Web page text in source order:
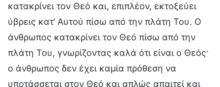
κατακρίνει τον Θεό και, επιπλέον, εκτοξεύει
ύβρεις κατ’ Αυτού πίσω από την πλάτη Του. Ο
άνθρωπος κατακρίνει τον Θεό πίσω από την
πλάτη Του, γνωρίζοντας καλά ότι είναι ο Θεός·
ο άνθρωπος δεν έχει καμία πρόθεση να
υποτάσσεται στον Θεό και απλώς απαιτεί και